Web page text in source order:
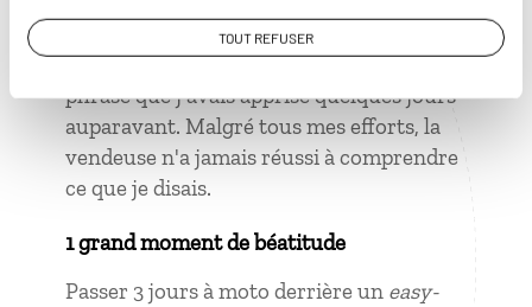
TOUT REFUSER
Lorsque j'ai essayé de demander en
vietnamien le prix d'un article, une
phrase que j'avais apprise quelques jours
auparavant. Malgré tous mes efforts, la
vendeuse n'a jamais réussi à comprendre
ce que je disais.
1 grand moment de béatitude
Passer 3 jours à moto derrière un easy-